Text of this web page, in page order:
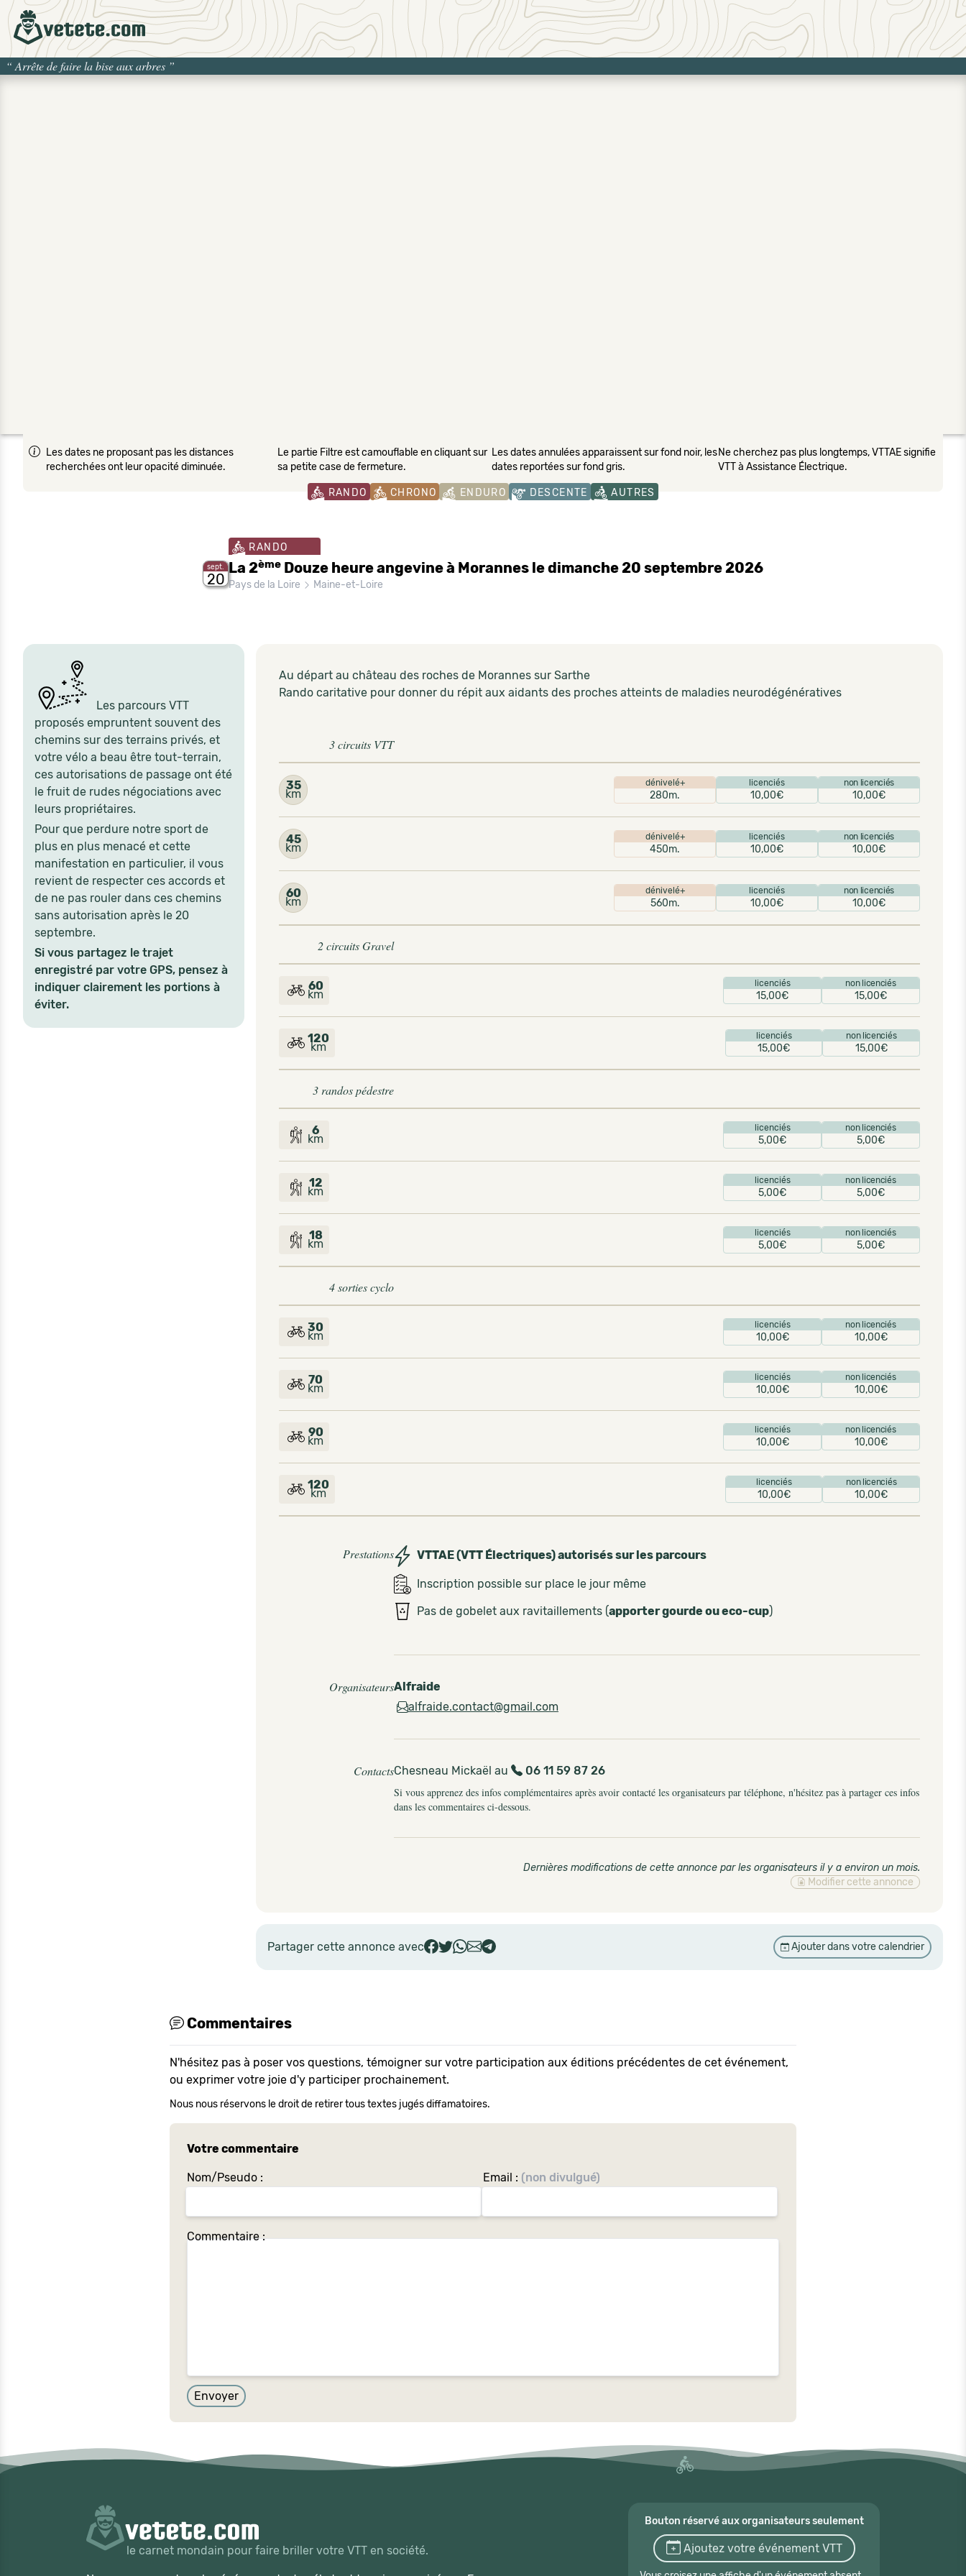
“ Arrête de faire la bise aux arbres ”
Les dates ne proposant pas les distances
recherchées ont leur opacité diminuée.
Le partie Filtre est camouflable en cliquant sur
sa petite case de fermeture.
Les dates annulées apparaissent sur fond noir, les
dates reportées sur fond gris.
Ne cherchez pas plus longtemps, VTTAE signifie
VTT à Assistance Électrique.
RANDO CHRONO ENDURO DESCENTE AUTRES
sept.
20
RANDO
La 2ème Douze heure angevine à Morannes le dimanche 20 septembre 2026
Pays de la Loire Maine-et-Loire
Les parcours VTT
proposés empruntent souvent des
chemins sur des terrains privés, et
votre vélo a beau être tout-terrain,
ces autorisations de passage ont été
le fruit de rudes négociations avec
leurs propriétaires.
Pour que perdure notre sport de
plus en plus menacé et cette
manifestation en particulier, il vous
revient de respecter ces accords et
de ne pas rouler dans ces chemins
sans autorisation après le 20
septembre.
Si vous partagez le trajet
enregistré par votre GPS, pensez à
indiquer clairement les portions à
éviter.
Au départ au château des roches de Morannes sur Sarthe
Rando caritative pour donner du répit aux aidants des proches atteints de maladies neurodégénératives
3 circuits VTT
35
km
dénivelé+
280m.
licenciés
10,00€
non licenciés
10,00€
45
km
dénivelé+
450m.
licenciés
10,00€
non licenciés
10,00€
60
km
dénivelé+
560m.
licenciés
10,00€
non licenciés
10,00€
2 circuits Gravel
60
km
licenciés
15,00€
non licenciés
15,00€
120
km
licenciés
15,00€
non licenciés
15,00€
3 randos pédestre
6
km
licenciés
5,00€
non licenciés
5,00€
12
km
licenciés
5,00€
non licenciés
5,00€
18
km
licenciés
5,00€
non licenciés
5,00€
4 sorties cyclo
30
km
licenciés
10,00€
non licenciés
10,00€
70
km
licenciés
10,00€
non licenciés
10,00€
90
km
licenciés
10,00€
non licenciés
10,00€
120
km
licenciés
10,00€
non licenciés
10,00€
Prestations VTTAE (VTT Électriques) autorisés sur les parcours
Inscription possible sur place le jour même
Pas de gobelet aux ravitaillements (apporter gourde ou eco-cup)
OrganisateursAlfraide
alfraide.contact@gmail.com
ContactsChesneau Mickaël au
06 11 59 87 26
Si vous apprenez des infos complémentaires après avoir contacté les organisateurs par téléphone, n'hésitez pas à partager ces infos
dans les commentaires ci-dessous.
Dernières modifications de cette annonce par les organisateurs il y a environ un mois.
Modifier cette annonce
Partager cette annonce avec Ajouter dans votre calendrier
Commentaires
N'hésitez pas à poser vos questions, témoigner sur votre participation aux éditions précédentes de cet événement,
ou exprimer votre joie d'y participer prochainement.
Nous nous réservons le droit de retirer tous textes jugés diffamatoires.
Votre commentaire
Nom/Pseudo : Email : (non divulgué)
Commentaire :
Envoyer
le carnet mondain pour faire briller votre VTT en société.
Bouton réservé aux organisateurs seulement
Ajoutez votre événement VTT